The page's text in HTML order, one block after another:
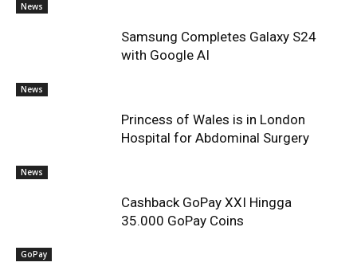
News
News
Samsung Completes Galaxy S24
with Google AI
News
Princess of Wales is in London
Hospital for Abdominal Surgery
GoPay
Cashback GoPay XXI Hingga
35.000 GoPay Coins